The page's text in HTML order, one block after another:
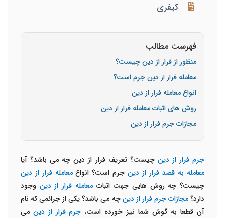
کیفری
فهرست مطالب
منظور از فرار از دین چیست؟
معامله فرار از دین جرم است؟
انواع معامله فرار از دین
روش های اثبات معامله فرار از دین
مجازات جرم فرار از دین
جرم فرار از دین چیست؟ تعریف فرار از دین چه می باشد؟ آیا
معامله به قصد فرار از دین جرم است؟ انواعمعامله فرار از دین
چیست؟ چه روش هایی جهت اثباتمعامله فرار از دین وجود
دارد؟مجازات جرم فرار از دینچه می باشد؟ یکی از جرائمی که نام
آن قطعا به گوش شما نیز خورده است، جرم فرار از دین می